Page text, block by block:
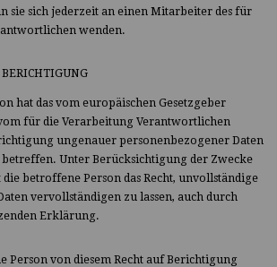
sie sich jederzeit an einen Mitarbeiter des für
wenden.
BERICHTIGUNG
hat das vom europäischen Gesetzgeber
für die Verarbeitung Verantwortlichen
ungenauer personenbezogener Daten
betreffen. Unter Berücksichtigung der Zwecke
betroffene Person das Recht, unvollständige
vervollständigen zu lassen, auch durch
Erklärung.
Person von diesem Recht auf Berichtigung